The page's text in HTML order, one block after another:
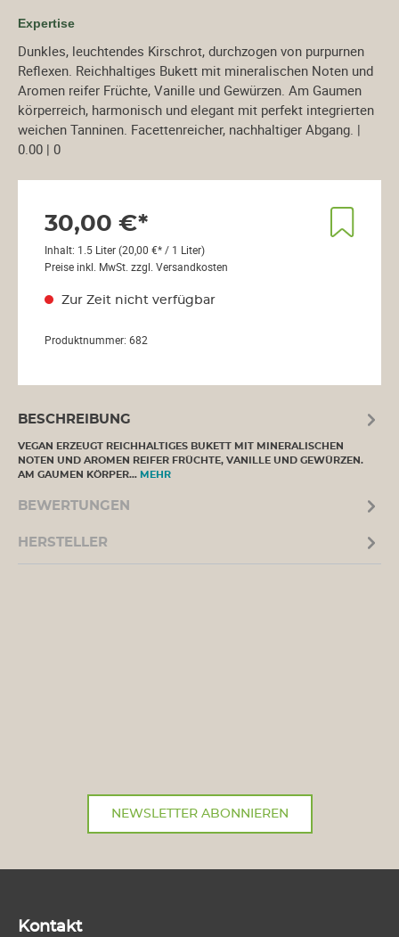
Expertise
Dunkles, leuchtendes Kirschrot, durchzogen von purpurnen
Reflexen. Reichhaltiges Bukett mit mineralischen Noten und
Aromen reifer Früchte, Vanille und Gewürzen. Am Gaumen
körperreich, harmonisch und elegant mit perfekt integrierten
weichen Tanninen. Facettenreicher, nachhaltiger Abgang. |
0.00 | 0
30,00 €*
Inhalt: 1.5 Liter(20,00 €* / 1 Liter)
Preise inkl. MwSt. zzgl. Versandkosten
Zur Zeit nicht verfügbar
Produktnummer: 682
BESCHREIBUNG
VEGAN ERZEUGT REICHHALTIGES BUKETT MIT MINERALISCHEN
NOTEN UND AROMEN REIFER FRÜCHTE, VANILLE UND GEWÜRZEN.
AM GAUMEN KÖRPER… MEHR
BEWERTUNGEN
HERSTELLER
NEWSLETTER ABONNIEREN
Kontakt